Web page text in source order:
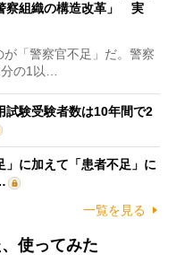
察組織の構造改革」 実
「警察官不足」だ。警察
分の1以…
試験受験者数は10年間で2
」に加えて「患者不足」に
一覧を見る
使ってみた